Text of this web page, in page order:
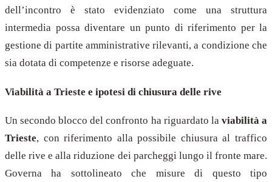
dell’incontro è stato evidenziato come una struttura
intermedia possa diventare un punto di riferimento per la
gestione di partite amministrative rilevanti, a condizione che
sia dotata di competenze e risorse adeguate.
Viabilità a Trieste e ipotesi di chiusura delle rive
Un secondo blocco del confronto ha riguardato la viabilità a
Trieste, con riferimento alla possibile chiusura al traffico
delle rive e alla riduzione dei parcheggi lungo il fronte mare.
Governa ha sottolineato che misure di questo tipo